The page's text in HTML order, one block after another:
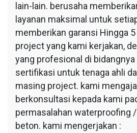
lain-lain. berusaha
layanan maksimal untuk
memberikan garansi Hingga
project yang kami kerjakan,
yang profesional di
sertifikasi untuk tenaga ahli
masing project. kami
berkonsultasi kepada kami
permasalahan waterproofing
beton. kami mengerjakan :